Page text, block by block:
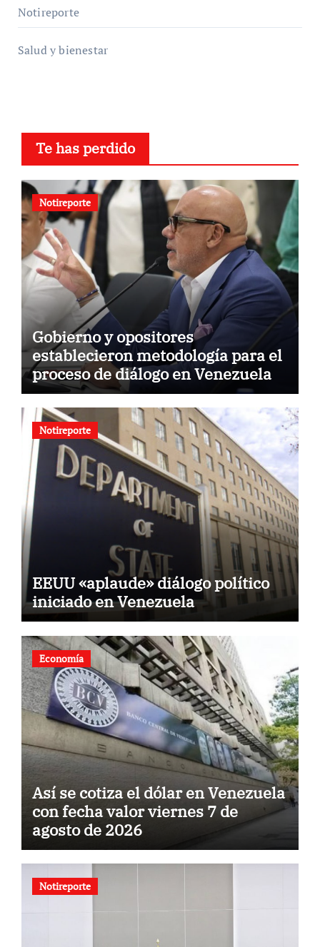
Notireporte
Salud y bienestar
Te has perdido
Notireporte
Gobierno y opositores
establecieron metodología para el
proceso de diálogo en Venezuela
Notireporte
EEUU «aplaude» diálogo político
iniciado en Venezuela
Economía
Así se cotiza el dólar en Venezuela
con fecha valor viernes 7 de
agosto de 2026
Notireporte